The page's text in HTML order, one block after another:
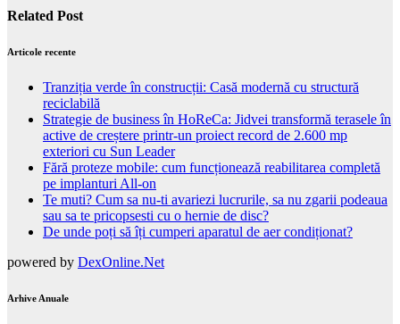
Related Post
Articole recente
Tranziția verde în construcții: Casă modernă cu structură
reciclabilă
Strategie de business în HoReCa: Jidvei transformă terasele în
active de creștere printr-un proiect record de 2.600 mp
exteriori cu Sun Leader
Fără proteze mobile: cum funcționează reabilitarea completă
pe implanturi All-on
Te muti? Cum sa nu-ti avariezi lucrurile, sa nu zgarii podeaua
sau sa te pricopsesti cu o hernie de disc?
De unde poți să îți cumperi aparatul de aer condiționat?
powered by DexOnline.Net
Arhive Anuale